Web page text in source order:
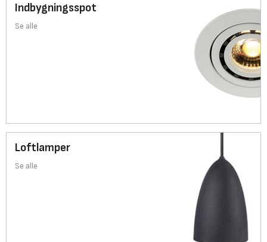
Indbygningsspot
Se alle
Loftlamper
Se alle